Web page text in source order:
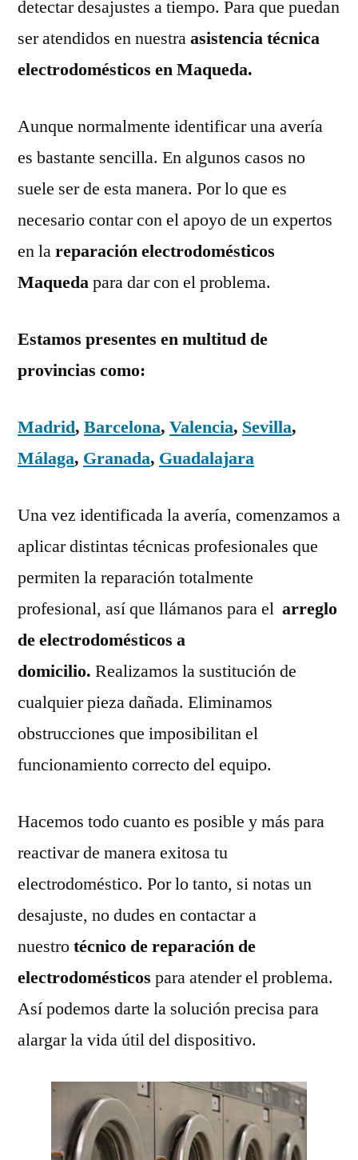
detectar desajustes a tiempo. Para que puedan
ser atendidos en nuestraasistencia técnica
electrodomésticos en Maqueda.
Aunque normalmente identificar una avería
es bastante sencilla. En algunos casos no
suele ser de esta manera. Por lo que es
necesario contar con el apoyo de un expertos
en lareparación electrodomésticos
Maquedapara dar con el problema.
Estamos presentes en multitud de
provincias como:
Madrid, Barcelona, Valencia, Sevilla,
Málaga, Granada, Guadalajara
Una vez identificada la avería, comenzamos a
aplicar distintas técnicas profesionales que
permiten la reparación totalmente
profesional, así que llámanos para el arreglo
de electrodomésticos a
domicilio. Realizamos la sustitución de
cualquier pieza dañada. Eliminamos
obstrucciones que imposibilitan el
funcionamiento correcto del equipo.
Hacemos todo cuanto es posible y más para
reactivar de manera exitosa tu
electrodoméstico. Por lo tanto, si notas un
desajuste, no dudes en contactar a
nuestrotécnico de reparación de
electrodomésticos para atender el problema.
Así podemos darte la solución precisa para
alargar la vida útil del dispositivo.